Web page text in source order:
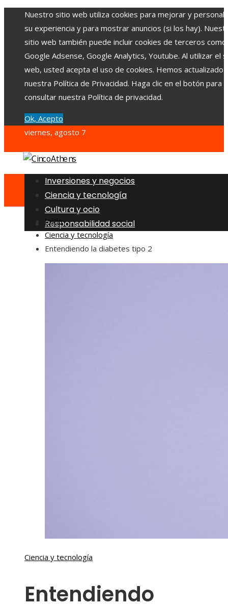
Nuestro sitio web utiliza cookies para mejorar y
su experiencia y para mostrar anuncios (si los hay).
sitio web también puede incluir cookies de terceros como
Google Adsense, Google Analytics, Youtube. Al utilizar el
web, usted acepta el uso de cookies. Hemos actualizado
nuestra Política de Privacidad. Haga clic en el botón para
consultar nuestra Política de privacidad.
Ok, Acepto
viernes, agosto 7
Inversiones y negocios
Ciencia y tecnología
Cultura y ocio
Responsabilidad social
Inicio
Ciencia y tecnología
Entendiendo la diabetes tipo 2
Ciencia y tecnología
Entendiendo